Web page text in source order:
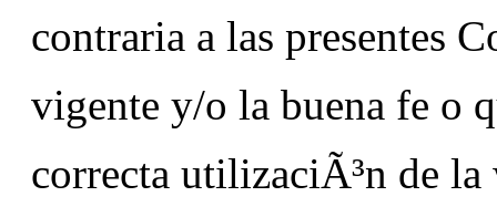
contraria a las presentes
vigente y/o la buena fe o
correcta utilizaciÃ³n de la